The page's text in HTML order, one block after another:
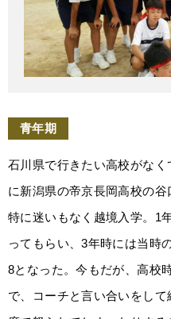
青年期
石川県で行きたい高校がな
に新潟県の帝京長岡高校の谷
特に迷いもなく越境入学。1
ってもらい、3年時には当時
8となった。今もだが、高校
で、コーチと言い合いをし